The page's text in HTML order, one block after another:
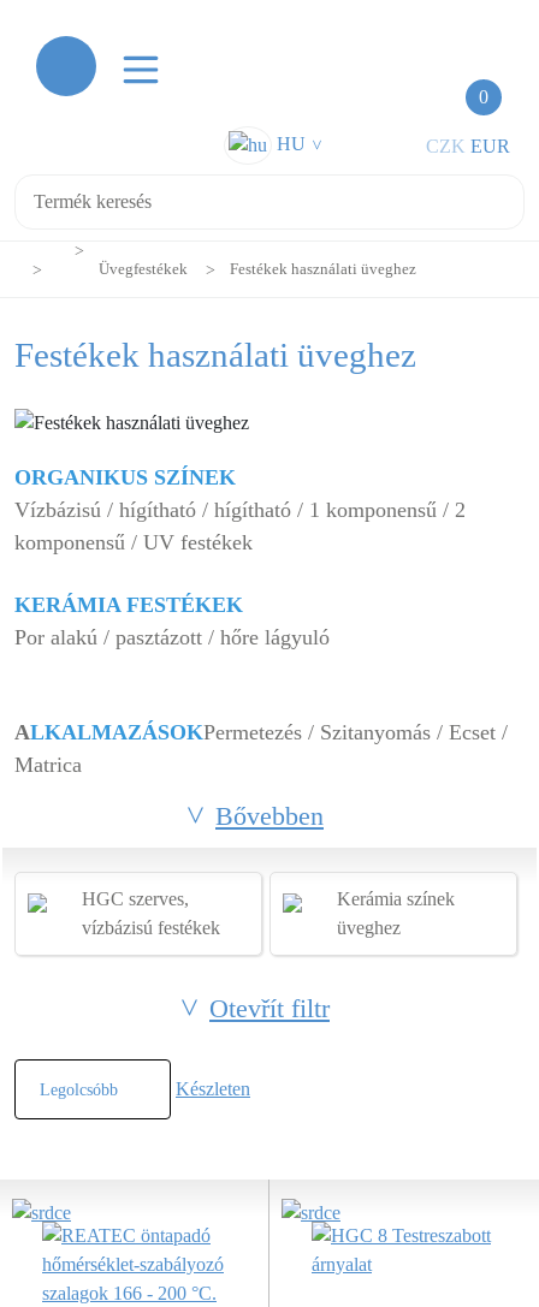
0
HU > CZK EUR
Üvegfestékek Festékek használati üveghez
Festékek használati üveghez
ORGANIKUS SZÍNEK
Vízbázisú / hígítható / hígítható / 1 komponensű / 2
komponensű / UV festékek
KERÁMIA FESTÉKEK
Por alakú / pasztázott / hőre lágyuló
ALKALMAZÁSOKPermetezés / Szitanyomás / Ecset /
Matrica
Bővebben
HGC szerves,
vízbázisú festékek
Kerámia színek
üveghez
Otevřít filtr
Készleten